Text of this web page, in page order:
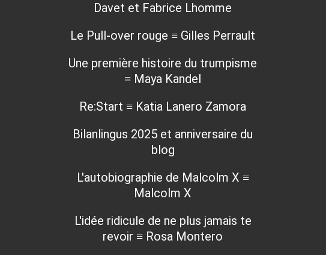
Davet et Fabrice Lhomme
Le Pull-over rouge ≡ Gilles Perrault
Une première histoire du trumpisme
≡ Maya Kandel
Re:Start ≡ Katia Lanero Zamora
Bilanlingus 2025 et anniversaire du
blog
L'autobiographie de Malcolm X ≡
Malcolm X
L'idée ridicule de ne plus jamais te
revoir ≡ Rosa Montero